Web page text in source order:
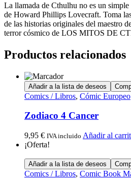
La llamada de Cthulhu no es un
de Howard Phillips Lovecraft. Toma
de las historias originales del maestro
terror cósmico de LOS MITOS DE
Productos relacionados
Añadir a la lista de deseos
Comics / Libros, Cómic Europeo
Zodiaco 4 Cancer
9,95 € IVA incluido Añadir al
¡Oferta!
Añadir a la lista de deseos
Comics / Libros, Comic Book